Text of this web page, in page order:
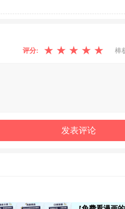
评分: ★ ★ ★ ★ ★ 棒